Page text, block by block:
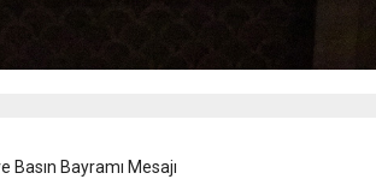
Bayramı Mesajı